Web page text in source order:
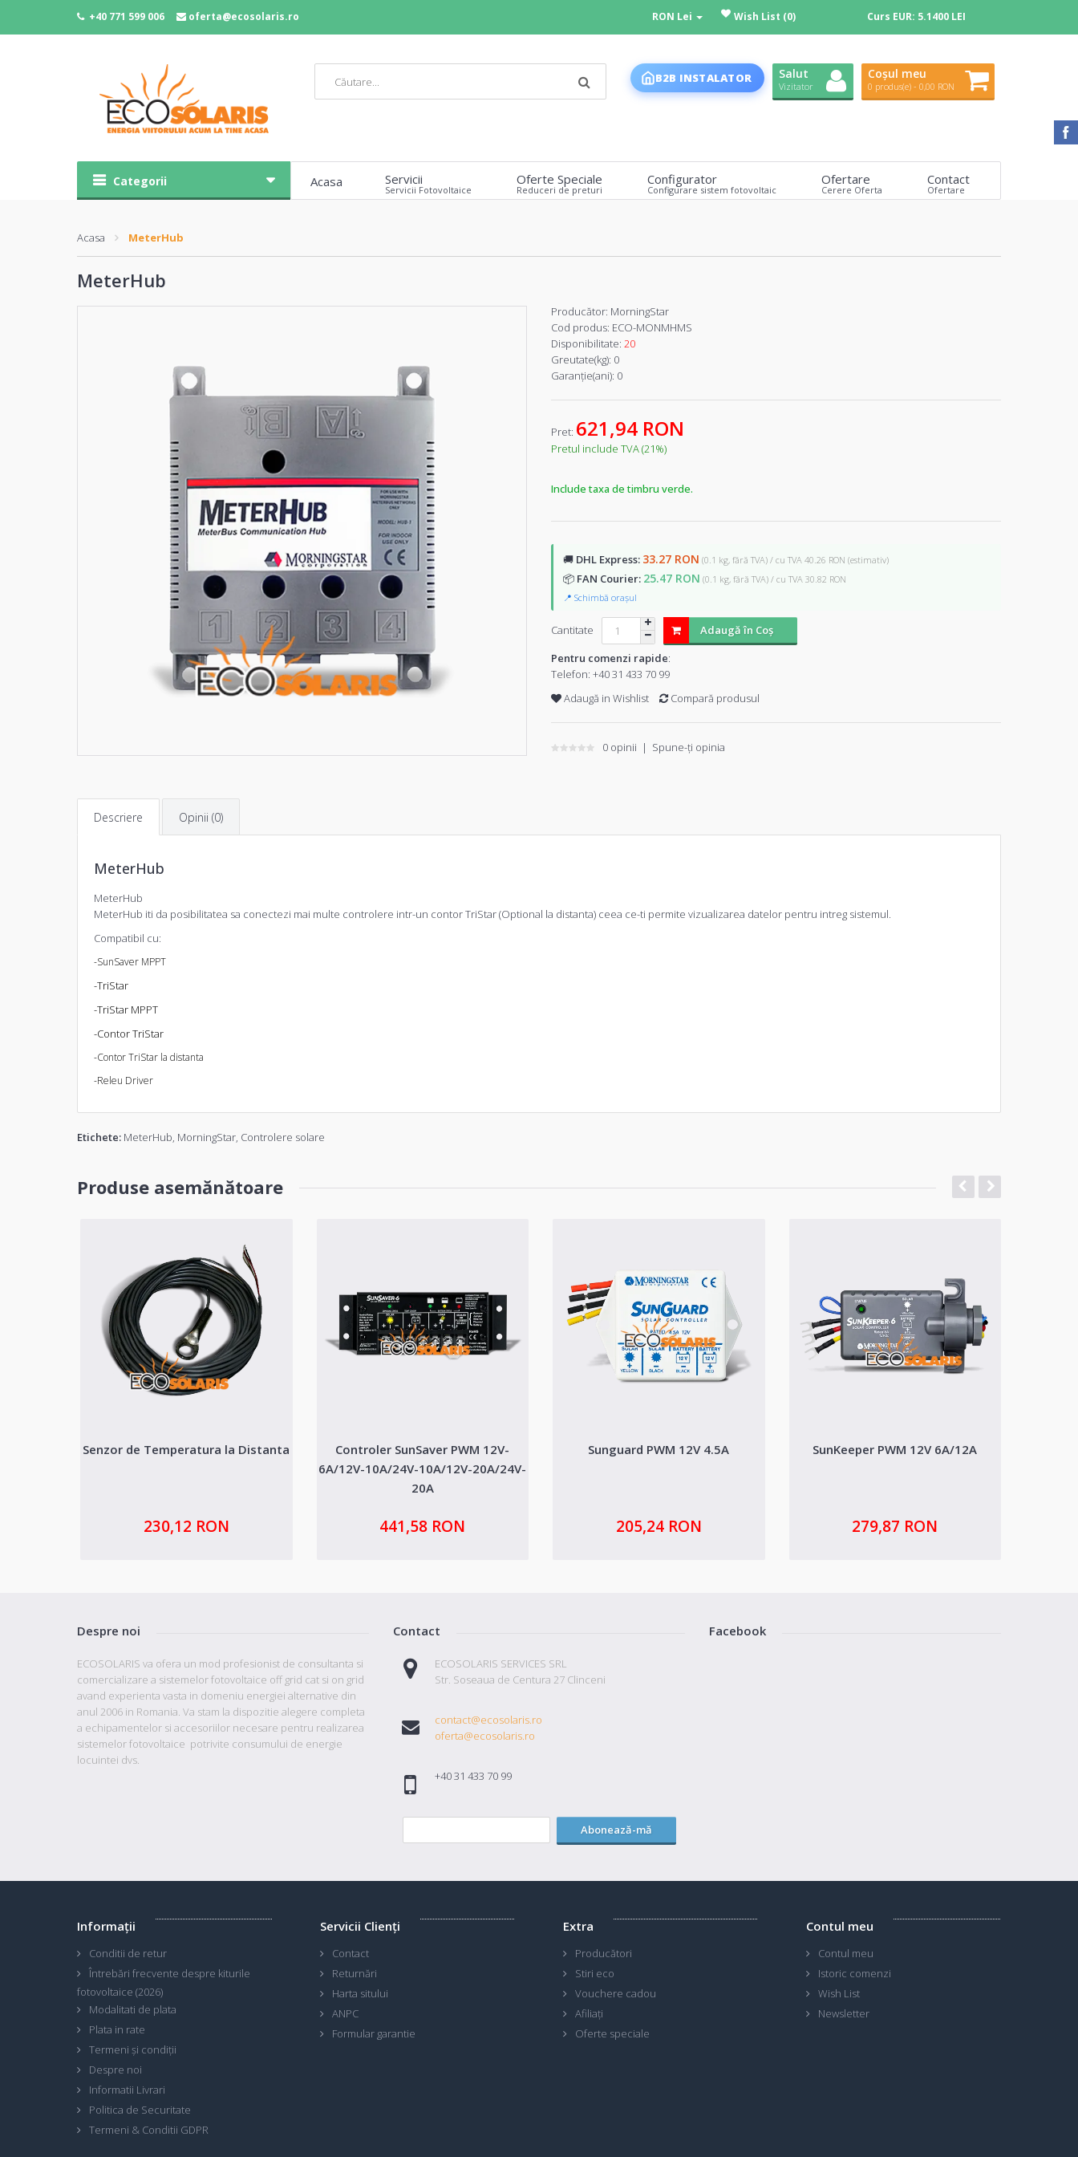
+40 771 599 006 oferta@ecosolaris.ro RON Lei Wish List (0) Curs EUR: 5.1400 LEI
B2B INSTALATOR Salut
Vizitator
Coșul meu
0 produs(e) - 0,00 RON
Categorii Acasa Servicii
Servicii Fotovoltaice
Oferte Speciale
Reduceri de preturi
Configurator
Configurare sistem fotovoltaic
Ofertare
Cerere Oferta
Contact
Ofertare
Acasa MeterHub
MeterHub
Producător: MorningStar
Cod produs: ECO-MONMHMS
Disponibilitate: 20
Greutate(kg): 0
Garanţie(ani): 0
Pret: 621,94 RON
Pretul include TVA (21%)
Include taxa de timbru verde.
🚚 DHL Express: 33.27 RON (0.1 kg, fără TVA) / cu TVA 40.26 RON (estimativ)
📦 FAN Courier: 25.47 RON (0.1 kg, fără TVA) / cu TVA 30.82 RON
📍 Schimbă orașul
Cantitate
Adaugă în Coş
Pentru comenzi rapide:
Telefon: +40 31 433 70 99
Adaugă in Wishlist
Compară produsul
0 opinii | Spune-ţi opinia
Descriere Opinii (0)
MeterHub
MeterHub
MeterHub iti da posibilitatea sa conectezi mai multe controlere intr-un contor TriStar (Optional la distanta) ceea ce-ti permite vizualizarea datelor pentru intreg sistemul.
Compatibil cu:
-SunSaver MPPT
-TriStar
-TriStar MPPT
-Contor TriStar
-Contor TriStar la distanta
-Releu Driver
Etichete: MeterHub, MorningStar, Controlere solare
Produse asemănătoare
Senzor de Temperatura la Distanta
230,12 RON
Controler SunSaver PWM 12V-
6A/12V-10A/24V-10A/12V-20A/24V-
20A
441,58 RON
Sunguard PWM 12V 4.5A
205,24 RON
SunKeeper PWM 12V 6A/12A
279,87 RON
Despre noi
ECOSOLARIS va ofera un mod profesionist de consultanta si
comercializare a sistemelor fotovoltaice off grid cat si on grid
avand experienta vasta in domeniu energiei alternative din
anul 2006 in Romania. Va stam la dispozitie alegere completa
a echipamentelor si accesoriilor necesare pentru realizarea
sistemelor fotovoltaice potrivite consumului de energie
locuintei dvs.
Contact
ECOSOLARIS SERVICES SRL
Str. Soseaua de Centura 27 Clinceni
contact@ecosolaris.ro
oferta@ecosolaris.ro
+40 31 433 70 99
Facebook
Abonează-mă
Informaţii
Conditii de retur
Întrebări frecvente despre kiturile
fotovoltaice (2026)
Modalitati de plata
Plata in rate
Termeni și condiții
Despre noi
Informatii Livrari
Politica de Securitate
Termeni & Conditii GDPR
Servicii Clienţi
Contact
Returnări
Harta sitului
ANPC
Formular garantie
Extra
Producători
Stiri eco
Vouchere cadou
Afiliaţi
Oferte speciale
Contul meu
Contul meu
Istoric comenzi
Wish List
Newsletter